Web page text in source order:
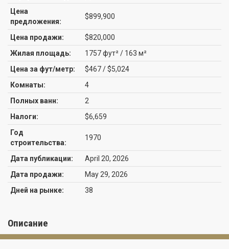
Цена
предложения:
$899,900
Цена продажи:
$820,000
Жилая площадь:
1757 фут² / 163 м²
Цена за фут/метр:
$467 / $5,024
Комнаты:
4
Полных ванн:
2
Налоги:
$6,659
Год
строительства:
1970
Дата публикации:
April 20, 2026
Дата продажи:
May 29, 2026
Дней на рынке:
38
Описание